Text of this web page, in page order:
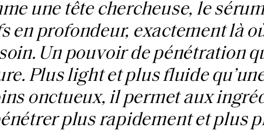
une tête chercheuse, le
en profondeur, exactement là
Un pouvoir de pénétration
Plus light et plus fluide
onctueux, il permet aux
plus rapidement et plus